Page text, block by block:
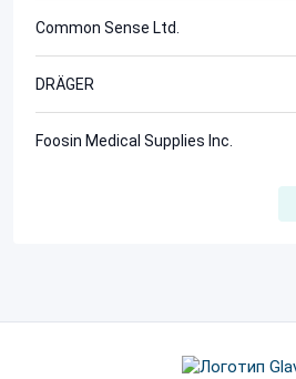
Common Sense Ltd.
DRÄGER
Foosin Medical Supplies Inc.